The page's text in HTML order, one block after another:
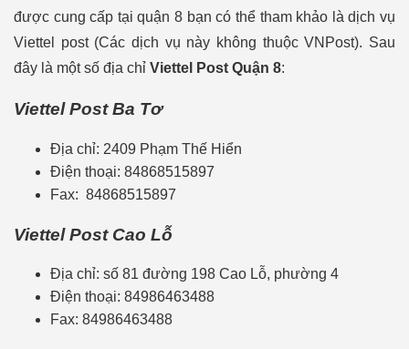
được cung cấp tại quận 8 bạn có thể tham khảo là dịch vụ
Viettel post (Các dịch vụ này không thuộc VNPost). Sau
đây là một số địa chỉ Viettel Post Quận 8:
Viettel Post Ba Tơ
Địa chỉ: 2409 Phạm Thế Hiển
Điện thoại: 84868515897
Fax: 84868515897
Viettel Post Cao Lỗ
Địa chỉ: số 81 đường 198 Cao Lỗ, phường 4
Điện thoại: 84986463488
Fax: 84986463488